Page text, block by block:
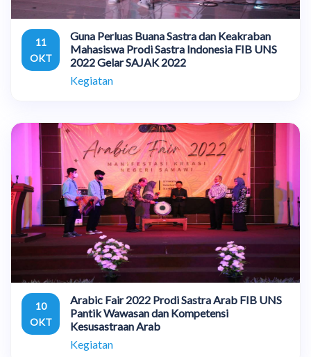
11
OKT
Guna Perluas Buana Sastra dan Keakraban
Mahasiswa Prodi Sastra Indonesia FIB UNS
2022 Gelar SAJAK 2022
Kegiatan
10
OKT
Arabic Fair 2022 Prodi Sastra Arab FIB UNS
Pantik Wawasan dan Kompetensi
Kesusastraan Arab
Kegiatan